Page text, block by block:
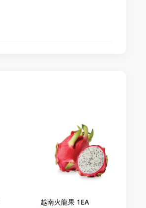
越南火龍果 1EA